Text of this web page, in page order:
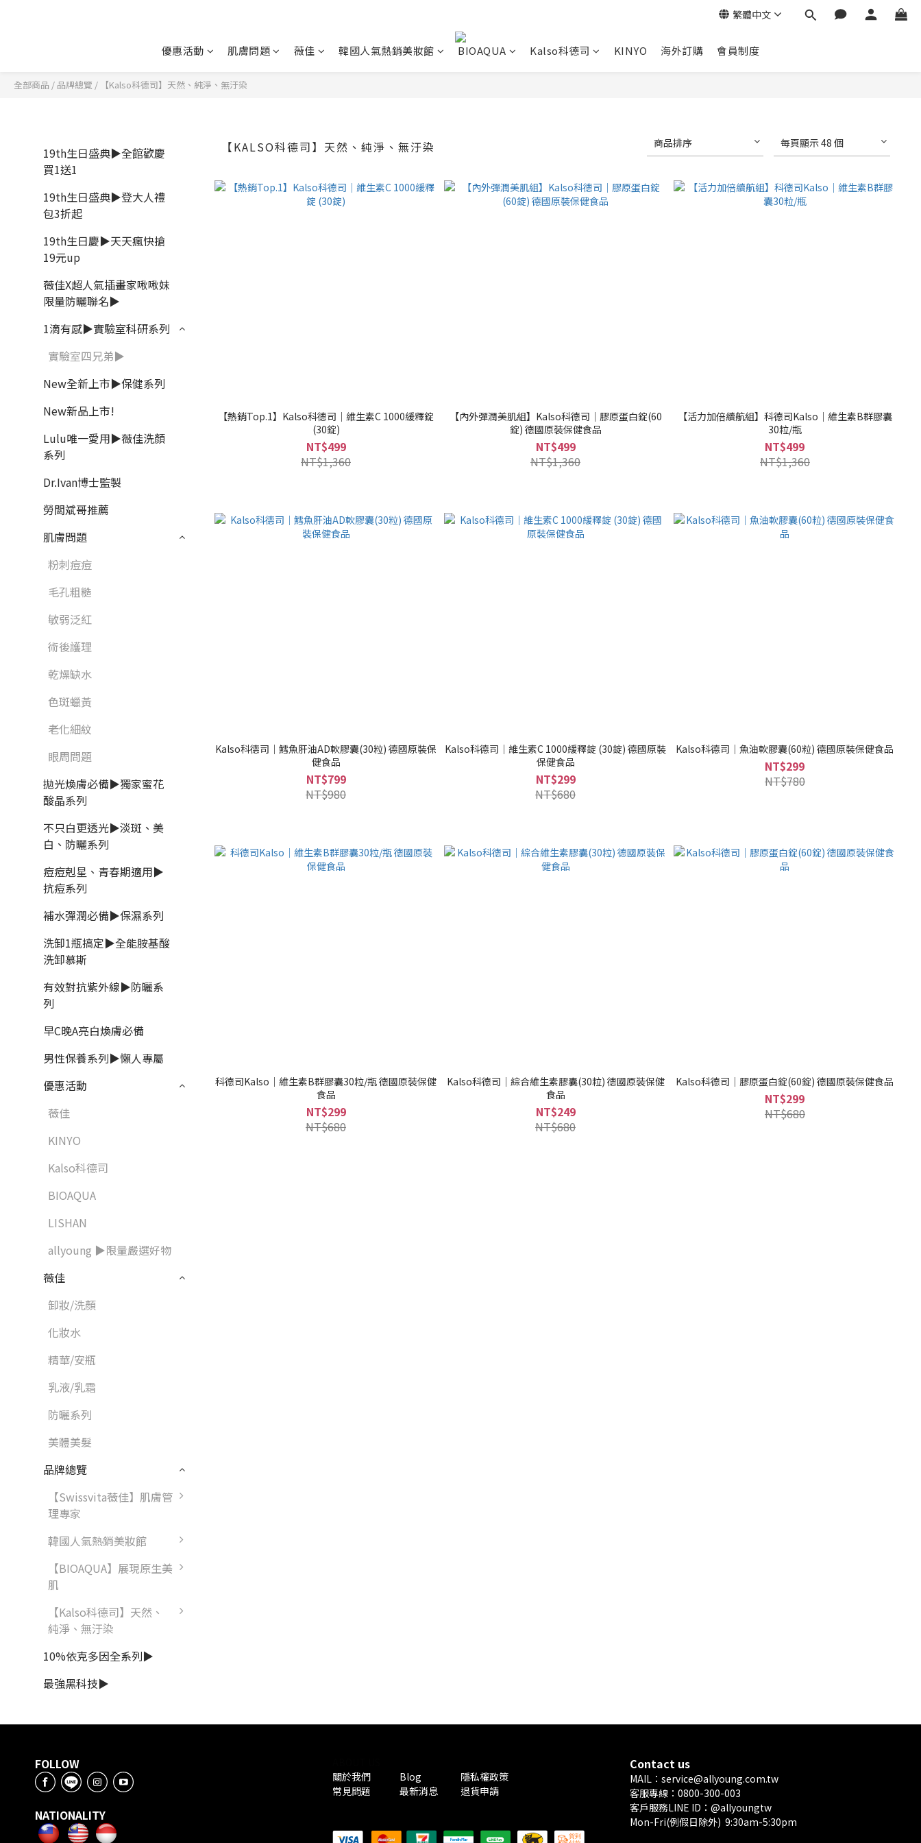
繁體中文
優惠活動 肌膚問題 薇佳 韓國人氣熱銷美妝館 BIOAQUA Kalso科德司 KINYO 海外訂購 會員制度
全部商品 / 品牌總覽 / 【Kalso科德司】天然、純淨、無汙染
19th生日盛典▶全館歡慶
買1送1
19th生日盛典▶登大人禮
包3折起
19th生日慶▶天天瘋快搶
19元up
薇佳X超人氣插畫家啾啾妹
限量防曬聯名▶
1滴有感▶實驗室科研系列
實驗室四兄弟▶
New全新上市▶保健系列
New新品上市!
Lulu唯一愛用▶薇佳洗顏
系列
Dr.Ivan博士監製
勞闆斌哥推薦
肌膚問題
粉刺痘痘
毛孔粗糙
敏弱泛紅
術後護理
乾燥缺水
色斑蠟黃
老化細紋
眼周問題
拋光煥膚必備▶獨家蜜花
酸晶系列
不只白更透光▶淡斑、美
白、防曬系列
痘痘剋星、青春期適用▶
抗痘系列
補水彈潤必備▶保濕系列
洗卸1瓶搞定▶全能胺基酸
洗卸慕斯
有效對抗紫外線▶防曬系
列
早C晚A亮白煥膚必備
男性保養系列▶懶人專屬
優惠活動
薇佳
KINYO
Kalso科德司
BIOAQUA
LISHAN
allyoung ▶限量嚴選好物
薇佳
卸妝/洗顏
化妝水
精華/安瓶
乳液/乳霜
防曬系列
美體美髮
品牌總覽
【Swissvita薇佳】肌膚管
理專家
韓國人氣熱銷美妝館
【BIOAQUA】展現原生美
肌
【Kalso科德司】天然、
純淨、無汙染
10%依克多因全系列▶
最強黑科技▶
【KALSO科德司】天然、純淨、無汙染 商品排序 每頁顯示 48 個
【熱銷Top.1】Kalso科德司｜維生素C 1000緩釋錠
(30錠)
NT$499
NT$1,360
【內外彈潤美肌組】Kalso科德司｜膠原蛋白錠(60
錠) 德國原裝保健食品
NT$499
NT$1,360
【活力加倍續航組】科德司Kalso｜維生素B群膠囊
30粒/瓶
NT$499
NT$1,360
Kalso科德司｜鱈魚肝油AD軟膠囊(30粒) 德國原裝保
健食品
NT$799
NT$980
Kalso科德司｜維生素C 1000緩釋錠 (30錠) 德國原裝
保健食品
NT$299
NT$680
Kalso科德司｜魚油軟膠囊(60粒) 德國原裝保健食品
NT$299
NT$780
科德司Kalso｜維生素B群膠囊30粒/瓶 德國原裝保健
食品
NT$299
NT$680
Kalso科德司｜綜合維生素膠囊(30粒) 德國原裝保健
食品
NT$249
NT$680
Kalso科德司｜膠原蛋白錠(60錠) 德國原裝保健食品
NT$299
NT$680
FOLLOW
NATIONALITY
關於我們
Blog
隱私權政策
常見問題
最新消息 退貨申請
Contact us
MAIL：service@allyoung.com.tw
客服專線：0800-300-003
客戶服務LINE ID：@allyoungtw
Mon-Fri(例假日除外) 9:30am-5:30pm